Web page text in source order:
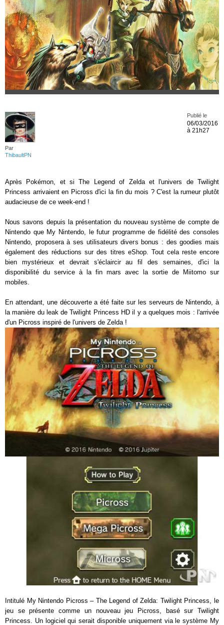
Par
ThibaultPN
Publié le
06/03/2016
à 21h27
Après Pokémon, et si The Legend of Zelda et l'univers de Twilight
Princess arrivaient en Picross d'ici la fin du mois ? C'est la rumeur plutôt
audacieuse de ce week-end !
Nous savons depuis la présentation du nouveau système de compte de
Nintendo que My Nintendo, le futur programme de fidélité des consoles
Nintendo, proposera à ses utilisateurs divers bonus : des goodies mais
également des réductions sur des titres eShop. Tout cela reste encore
bien mystérieux et devrait s'éclaircir au fil des semaines, d'ici la
disponibilité du service à la fin mars avec la sortie de Miitomo sur
mobiles.
En attendant, une découverte a été faite sur les serveurs de Nintendo, à
la manière du leak de Twilight Princess HD il y a quelques mois : l'arrivée
d'un Picross inspiré de l'univers de Zelda !
Intitulé My Nintendo Picross – The Legend of Zelda: Twilight Princess, le
jeu se présente comme un nouveau jeu Picross, basé sur Twilight
Princess. Un logiciel qui serait disponible uniquement via le système My